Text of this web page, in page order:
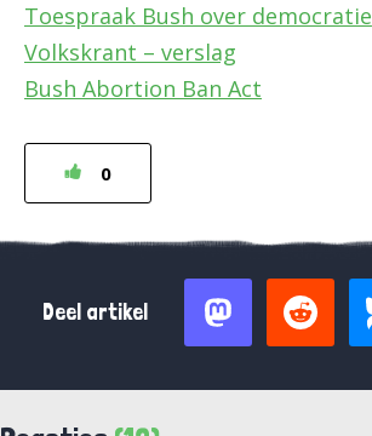
Toespraak Bush over democratie
Volkskrant – verslag
Bush Abortion Ban Act
0
Deel artikel